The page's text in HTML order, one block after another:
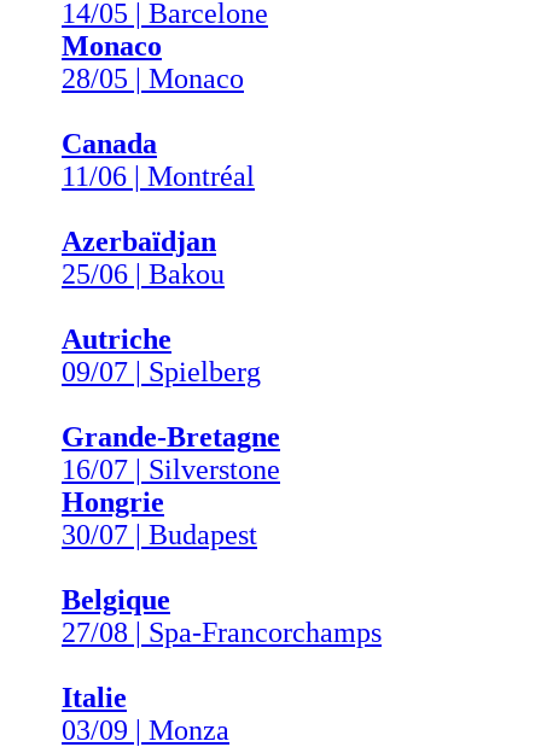
14/05 | Barcelone
Monaco
28/05 | Monaco
Canada
11/06 | Montréal
Azerbaïdjan
25/06 | Bakou
Autriche
09/07 | Spielberg
Grande-Bretagne
16/07 | Silverstone
Hongrie
30/07 | Budapest
Belgique
27/08 | Spa-Francorchamps
Italie
03/09 | Monza